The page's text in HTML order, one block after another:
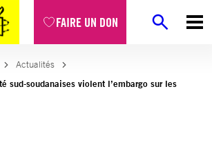
FAIRE UN DON
Actualités
sud-soudanaises violent l’embargo sur les